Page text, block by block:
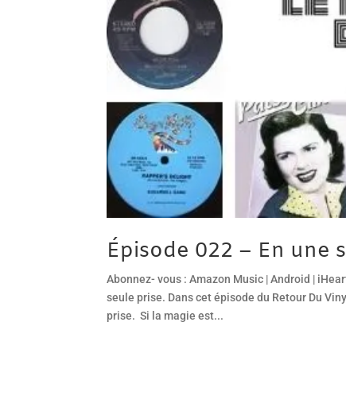
Épisode 022 – En une
Abonnez- vous : Amazon Music | Android |
seule prise. Dans cet épisode du Retour Du
prise. Si la magie est...